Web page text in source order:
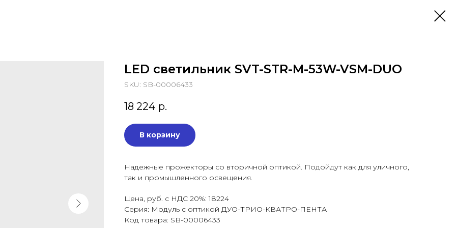
LED светильник SVT-STR-M-53W-VSM-DUO
SKU: SB-00006433
18 224 р.
В корзину
Надежные прожекторы со вторичной оптикой. Подойдут как для уличного,
так и промышленного освещения.
Цена, руб. с НДС 20%: 18224
Серия: Модуль с оптикой ДУО-ТРИО-КВАТРО-ПЕНТА
Код товара: SB-00006433